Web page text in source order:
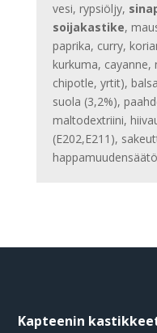
vesi, rypsiöljy,
soijakastike,
paprika, curry,
kurkuma, cayanne,
chipotle, yrtit),
suola (3,2%),
maltodextriini,
(E202,E211),
Kapteenin